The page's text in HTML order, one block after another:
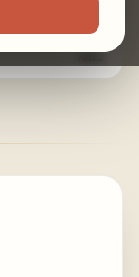
Iello